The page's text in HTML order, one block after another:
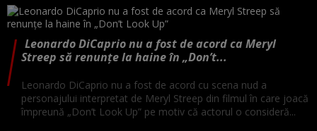
Leonardo DiCaprio nu a fost de acord ca Meryl
Streep să renunțe la haine în „Don’t...
Leonardo DiCaprio nu a fost de acord cu scena nud a
personajului interpretat de Meryl Streep din filmul în care joacă
împreună „Don’t Look Up” pe motiv că actorul o consideră...